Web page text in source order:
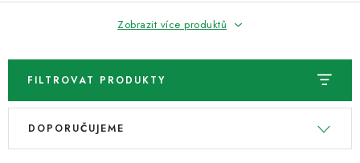
Reklamace a vrácení zboží
Obchodní podmínky
Zobrazit více produktů
FILTROVAT PRODUKTY
V
Ř
DOPORUČUJEME